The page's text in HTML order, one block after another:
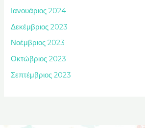
Ιανουάριος 2024
Δεκέμβριος 2023
Νοέμβριος 2023
Οκτώβριος 2023
Σεπτέμβριος 2023